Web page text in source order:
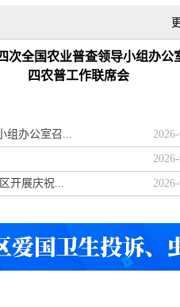
次全国农业普查领导小组办公
四农普工作联席会
组办公室召...
开展庆祝...